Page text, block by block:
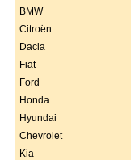
BMW
Citroën
Dacia
Fiat
Ford
Honda
Hyundai
Chevrolet
Kia